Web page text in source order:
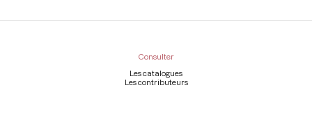
Consulter
Les catalogues
Les contributeurs